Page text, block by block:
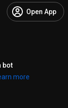
Open App
bot
more